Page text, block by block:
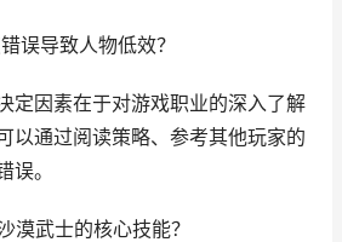
误导致人物低效？
定因素在于对游戏职业的深入了解
以通过阅读策略、参考其他玩家的
误。
漠武士的核心技能？